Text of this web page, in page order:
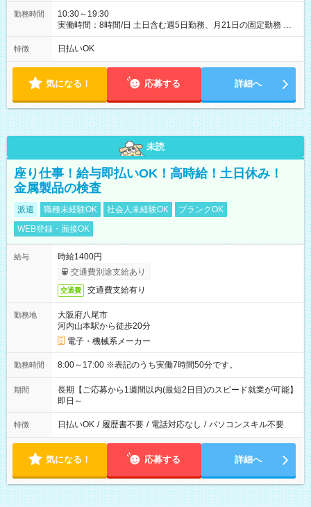
勤務時間
10:30～19:30
実働時間：8時間/日 土日含む週5日勤務、月21日の固定勤務 ※
実働8h/休憩1h勤務、残業ほぼ無し（5h/月）
特徴 日払いOK
気になる！ 応募する 詳細へ
未読
座り仕事！給与即払いOK！高時給！土日休み！
金属製品の検査
派遣 職種未経験OK 社会人未経験OK
ブランクOK
WEB登録・面接OK
給与
時給1400円
交通費別途支給あり
交通費 交通費支給有り
勤務地
大阪府八尾市
河内山本駅から徒歩20分
電子・機械系メーカー
勤務時間 8:00～17:00 ※表記のうち実働7時間50分です。
期間
長期【ご応募から1週間以内(最短2日目)のスピード就業が可能】
即日～
特徴 日払いOK / 履歴書不要 / 電話対応なし / パソコンスキル不要
気になる！ 応募する 詳細へ